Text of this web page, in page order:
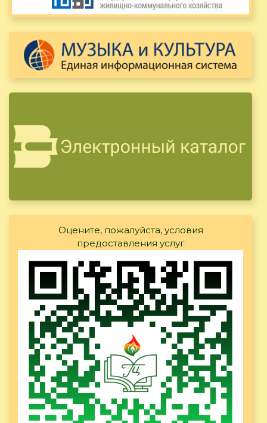
Оцените, пожалуйста, условия
предоставления услуг